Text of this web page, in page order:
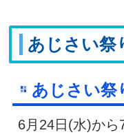
あじさい祭
あじさい祭
6月24日(水)か